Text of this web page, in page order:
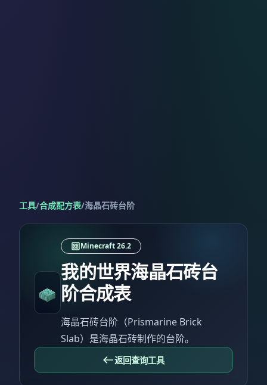
工具/合成配方表/海晶石砖台阶
Minecraft 26.2
我的世界海晶石砖台
阶合成表
海晶石砖台阶（Prismarine Brick
Slab）是海晶石砖制作的台阶。
返回查询工具